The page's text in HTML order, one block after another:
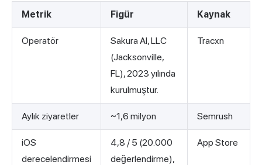
Metrik Figür Kaynak
Operatör
Sakura AI, LLC
(Jacksonville,
FL), 2023 yılında
kurulmuştur.
Tracxn
Aylık ziyaretler ~1,6 milyon Semrush
iOS
derecelendirmesi
4,8 / 5 (20.000
değerlendirme),
App Store